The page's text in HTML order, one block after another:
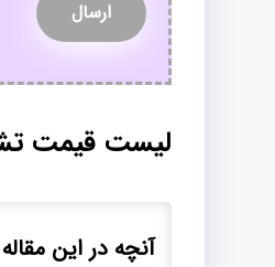
لیست قیمت
آنچه در این